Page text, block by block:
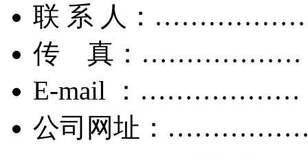
联 系 人：
传 真：………………
E-mail ：………………
公司网址：